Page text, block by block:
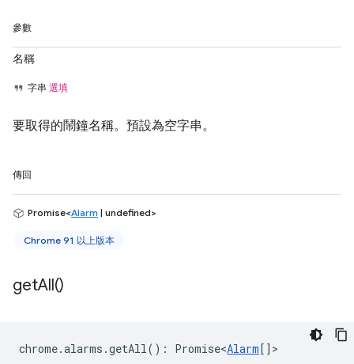
參數
名稱
字串 選填
要取得的鬧鐘名稱。預設為空字串。
傳回
Promise<Alarm | undefined>
Chrome 91 以上版本
getAll()
chrome.alarms .getAll() : Promise<Alarm[] >